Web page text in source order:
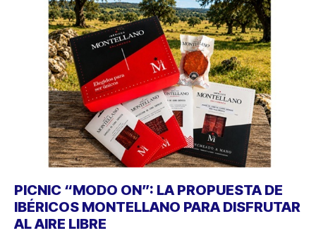
PICNIC “MODO ON”: LA PROPUESTA DE
IBÉRICOS MONTELLANO PARA DISFRUTAR
AL AIRE LIBRE